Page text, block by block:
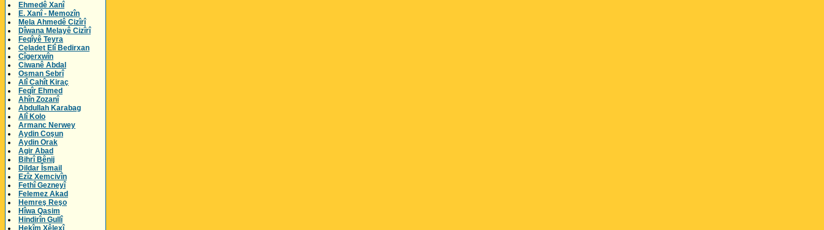
Ehmedê Xanî
E. Xanî - Memozîn
Mela Ahmedê Cizîrî
Dîwana Melayê Cizîrî
Feqîyê Teyra
Celadet Elî Bedirxan
Cîgerxwîn
Ciwanê Abdal
Osman Sebrî
Alî Cahît Kiraç
Feqîr Ehmed
Ahîn Zozanî
Abdullah Karabag
Alî Kolo
Armanc Nerwey
Aydin Coşun
Aydin Orak
Agir Abad
Bihrî Bênij
Dildar Îsmail
Ezîz Xemcivîn
Fethî Gezneyî
Felemez Akad
Hemreş Reşo
Hîwa Qasim
Hindirîn Gullî
Hekîm Xêlexî